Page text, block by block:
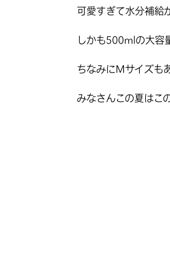
可愛すぎて水分補給
しかも500mlの大容
ちなみにMサイズも
みなさんこの夏はこ